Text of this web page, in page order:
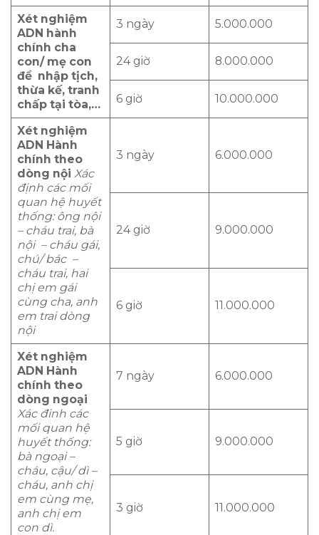
Xét nghiệm
ADN hành
chính cha
con/ mẹ con
để nhập tịch,
thừa kế, tranh
chấp tại tòa,…
3 ngày 5.000.000
24 giờ 8.000.000
6 giờ 10.000.000
Xét nghiệm
ADN Hành
chính theo
dòng nội Xác
định các mối
quan hệ huyết
thống: ông nội
– cháu trai, bà
nội – cháu gái,
chú/ bác –
cháu trai, hai
chị em gái
cùng cha, anh
em trai dòng
nội
3 ngày 6.000.000
24 giờ 9.000.000
6 giờ 11.000.000
Xét nghiệm
ADN Hành
chính theo
dòng ngoại
Xác đinh các
mối quan hệ
huyết thống:
bà ngoại –
cháu, cậu/ dì –
cháu, anh chị
em cùng mẹ,
anh chị em
con dì.
7 ngày 6.000.000
5 giờ 9.000.000
3 giờ 11.000.000